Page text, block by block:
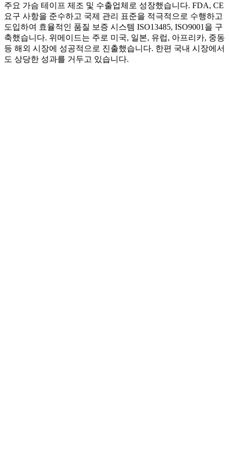
주요 가슴 테이프 제조 및 수출업체로 성장했습니다. FDA, CE
요구 사항을 준수하고 국제 관리 표준을 적극적으로 수행하고
도입하여 효율적인 품질 보증 시스템 ISO13485, ISO9001을 구
축했습니다. 위메이드는 주로 미국, 일본, 유럽, 아프리카, 중동
등 해외 시장에 성공적으로 진출했습니다. 한편 국내 시장에서
도 상당한 성과를 거두고 있습니다.